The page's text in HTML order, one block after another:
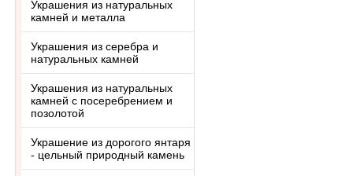
Украшения из натуральных
камней и металла
Украшения из серебра и
натуральных камней
Украшения из натуральных
камней с посеребрением и
позолотой
Украшение из дорогого янтаря
- цельный природный камень